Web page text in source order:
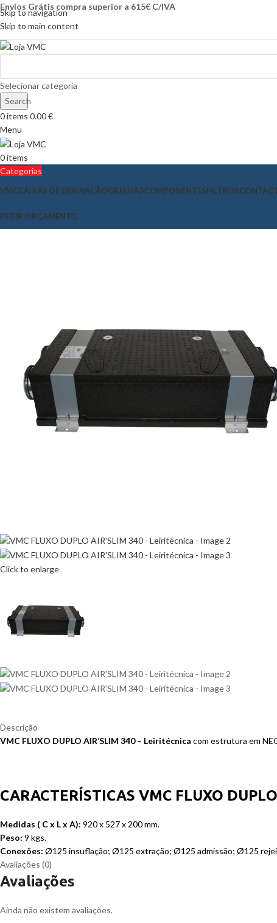
Skip to navigation
Skip to main content
Envios Grátis compra superior a 615€ C/IVA
Selecionar categoria
Search
0items 0.00€
Menu
0items
Categorias
VMCCAIXAS DE DERIVAÇÃOGRELHASCOMPONENTESFILTROS
PEDIR ORÇAMENTO
Click to enlarge
Descrição
VMC FLUXO DUPLO AIR’SLIM 340 – Leiritécnica com estrutura em
CARACTERÍSTICAS VMC FLUXO
Medidas ( C x L x A): 920 x 527 x 200 mm.
Peso: 9 kgs.
Conexões: Ø125 insuflação; Ø125 extração; Ø125 admissão; Ø125
Avaliações (0)
Avaliações
Ainda não existem avaliações.